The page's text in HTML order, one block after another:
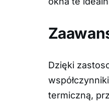
Dzięki
termiczną,